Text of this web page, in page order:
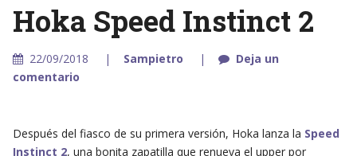
Hoka Speed Instinct 2
22/09/2018 Sampietro
Deja un
comentario
Después del fiasco de su primera versión, Hoka lanza la Speed
Instinct 2, una bonita zapatilla que renueva el upper por